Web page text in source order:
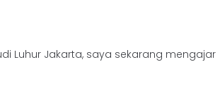
Luhur Jakarta, saya sekarang mengajar